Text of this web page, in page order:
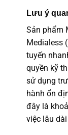
Lưu ý
Sản phẩm
Medialess
tuyến
quyền kỹ
sử dụng
hành ổn
đây là
việc lâu